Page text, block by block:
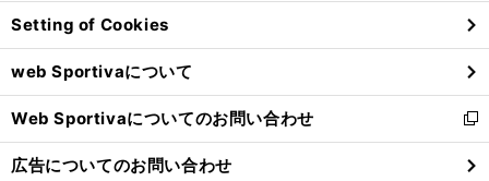
ド
ウ
で
開
く
Setting of Cookies
web Sportivaについて
Web Sportivaについてのお問い合わせ
新
し
い
広告についてのお問い合わせ